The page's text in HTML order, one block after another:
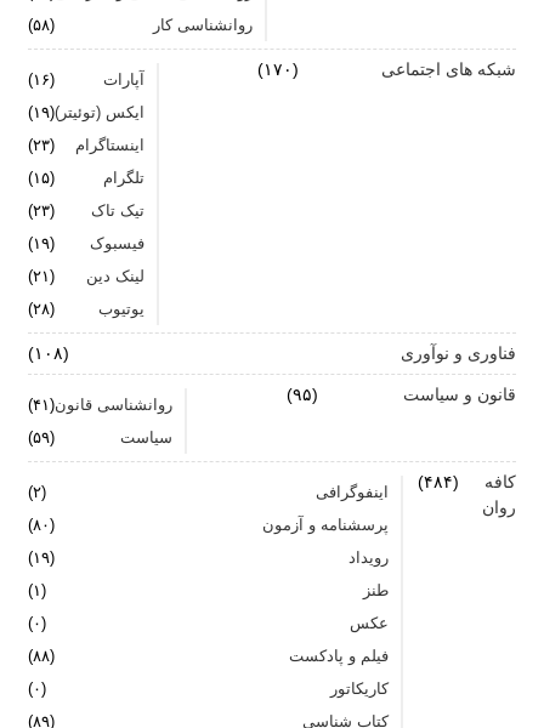
روانشناسی کار
(۵۸)
شبکه های اجتماعی (۱۷۰)
آپارات
(۱۶)
ایکس (توئیتر)(۱۹)
اینستاگرام
(۲۳)
تلگرام
(۱۵)
تیک تاک
(۲۳)
فیسبوک
(۱۹)
لینک دین
(۲۱)
یوتیوب
(۲۸)
فناوری و نوآوری (۱۰۸)
قانون و سیاست (۹۵)
روانشناسی قانون(۴۱)
سیاست
(۵۹)
کافه
روان
(۴۸۴)
اینفوگرافی
(۲)
پرسشنامه و آزمون
(۸۰)
رویداد
(۱۹)
طنز
(۱)
عکس
(۰)
فیلم و پادکست
(۸۸)
کاریکاتور
(۰)
کتاب شناسی
(۸۹)